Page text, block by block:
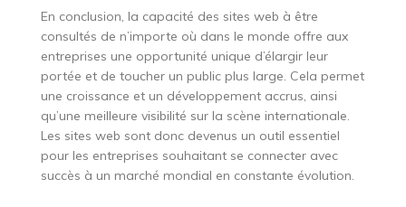
En conclusion, la capacité des sites web à être
consultés de n’importe où dans le monde offre aux
entreprises une opportunité unique d’élargir leur
portée et de toucher un public plus large. Cela permet
une croissance et un développement accrus, ainsi
qu’une meilleure visibilité sur la scène internationale.
Les sites web sont donc devenus un outil essentiel
pour les entreprises souhaitant se connecter avec
succès à un marché mondial en constante évolution.